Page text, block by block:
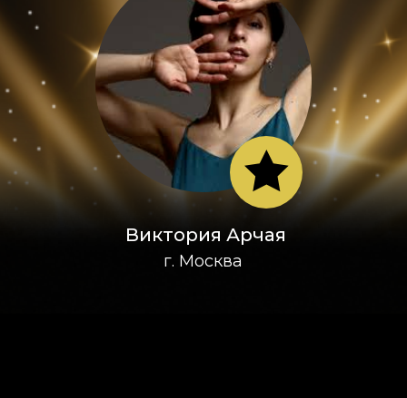
г. Москва
Виктория Арчая